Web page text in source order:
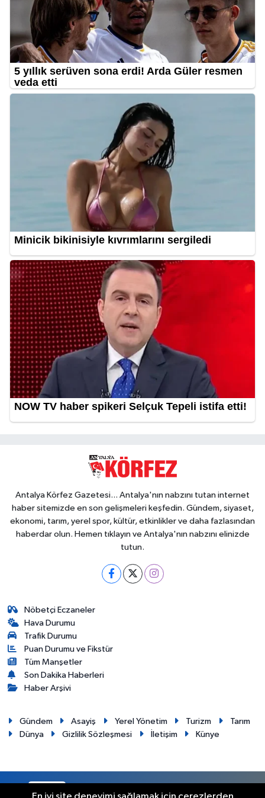
Antalya Körfez Gazetesi... Antalya'nın nabzını tutan internet
haber sitemizde en son gelişmeleri keşfedin. Gündem, siyaset,
ekonomi, tarım, yerel spor, kültür, etkinlikler ve daha fazlasından
haberdar olun. Hemen tıklayın ve Antalya'nın nabzını elinizde
tutun.
Nöbetçi Eczaneler
Hava Durumu
Trafik Durumu
Puan Durumu ve Fikstür
Tüm Manşetler
Son Dakika Haberleri
Haber Arşivi
Gündem Asayiş Yerel Yönetim Turizm
Tarım
Dünya
Gizlilik Sözleşmesi İletişim Künye